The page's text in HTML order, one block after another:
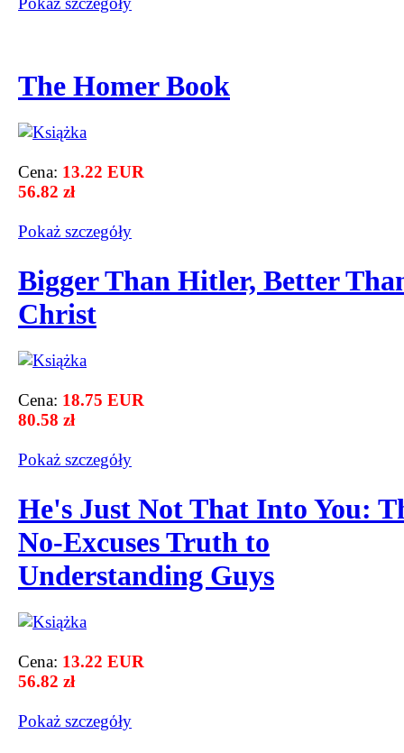
The Homer Book
Cena: 13.22 EUR
56.82 zł
Pokaż szczegόły
Bigger Than Hitler, Better
Christ
Cena: 18.75 EUR
80.58 zł
Pokaż szczegόły
He's Just Not That Into You:
No-Excuses Truth to
Understanding Guys
Cena: 13.22 EUR
56.82 zł
Pokaż szczegόły